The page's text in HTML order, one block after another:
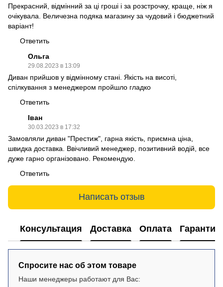
Прекрасний, відмінний за ці гроші і за розстрочку, краще, ніж я
очікувала. Величезна подяка магазину за чудовий і бюджетний
варіант!
Ответить
Ольга
29.08.2023 в 13:09
Диван прийшов у відмінному стані. Якість на висоті,
спілкування з менеджером пройшло гладко
Ответить
Іван
30.03.2023 в 17:32
Замовляли диван "Престиж", гарна якість, приємна ціна,
швидка доставка. Ввічливий менеджер, позитивний водій, все
дуже гарно організовано. Рекомендую.
Ответить
Написать отзыв
Консультация Доставка Оплата Гарантия
Спросите нас об этом товаре
Наши менеджеры работают для Вас: